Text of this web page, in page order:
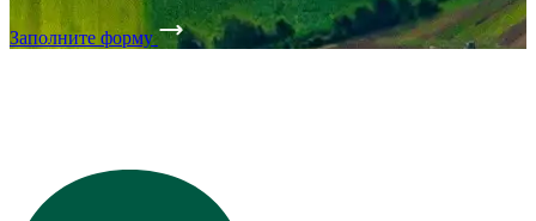
Заполните форму